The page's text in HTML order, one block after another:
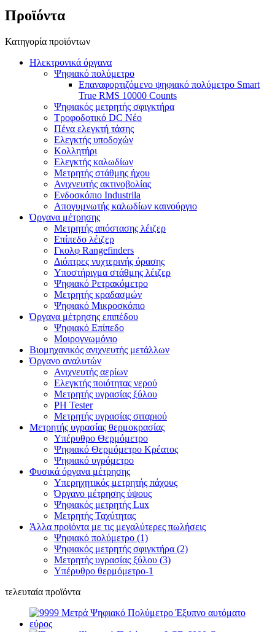
Προϊόντα
Κατηγορία προϊόντων
Ηλεκτρονικά όργανα
Ψηφιακό πολύμετρο
Επαναφορτιζόμενο ψηφιακό πολύμετρο Smart
True RMS 10000 Counts
Ψηφιακός μετρητής σφιγκτήρα
Τροφοδοτικό DC Νέο
Πένα ελεγκτή τάσης
Ελεγκτής υποδοχών
Κολλητήρι
Ελεγκτής καλωδίων
Μετρητής στάθμης ήχου
Ανιχνευτής ακτινοβολίας
Ενδοσκόπιο Industrila
Απογυμνωτής καλωδίων καινούργιο
Όργανα μέτρησης
Μετρητής απόστασης λέιζερ
Επίπεδο λέιζερ
Γκολφ Rangefinders
Διόπτρες νυχτερινής όρασης
Υποστήριγμα στάθμης λέιζερ
Ψηφιακό Ρετρακόμετρο
Μετρητής κραδασμών
Ψηφιακό Μικροσκόπιο
Όργανα μέτρησης επιπέδου
Ψηφιακό Επίπεδο
Μοιρογνωμόνιο
Βιομηχανικός ανιχνευτής μετάλλων
Όργανο αναλυτών
Ανιχνευτής αερίων
Ελεγκτής ποιότητας νερού
Μετρητής υγρασίας ξύλου
PH Tester
Μετρητής υγρασίας σιταριού
Μετρητής υγρασίας θερμοκρασίας
Υπέρυθρο Θερμόμετρο
Ψηφιακό Θερμόμετρο Κρέατος
Ψηφιακό υγρόμετρο
Φυσικά όργανα μέτρησης
Υπερηχητικός μετρητής πάχους
Όργανο μέτρησης ύψους
Ψηφιακός μετρητής Lux
Μετρητής Ταχύτητας
Άλλα προϊόντα με τις μεγαλύτερες πωλήσεις
Ψηφιακό πολύμετρο (1)
Ψηφιακός μετρητής σφιγκτήρα (2)
Μετρητής υγρασίας ξύλου (3)
Υπέρυθρο θερμόμετρο-1
τελευταία προϊόντα